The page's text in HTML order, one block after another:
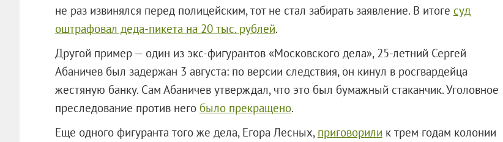
не раз извинялся перед полицейским, тот не стал забирать заявление. В итоге суд
оштрафовал деда-пикета на 20 тыс. рублей.
Другой пример — один из экс-фигурантов «Московского дела», 25-летний Сергей
Абаничев был задержан 3 августа: по версии следствия, он кинул в росгвардейца
жестяную банку. Сам Абаничев утверждал, что это был бумажный стаканчик. Уголовное
преследование против него было прекращено.
Еще одного фигуранта того же дела, Егора Лесных, приговорили к трем годам колонии